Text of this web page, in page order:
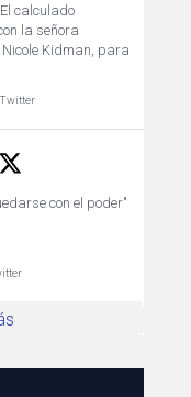
calculado
la señora
Kidman, para
Twitter
con el poder"